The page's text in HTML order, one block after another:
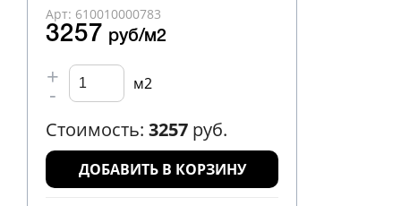
Арт: 610010000783
3257 руб/м2
+
- м2
Стоимость: 3257 руб.
ДОБАВИТЬ В КОРЗИНУ